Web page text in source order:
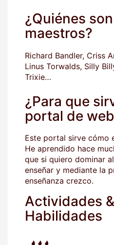
¿Quiénes
maestros?
Richard Bandler, Criss
Linus Torwalds, Silly
Trixie…
¿Para que
portal de
Este portal sirve cómo
He aprendido hace
que si quiero dominar
enseñar y mediante la
enseñanza crezco.
Actividades &
Habilidades